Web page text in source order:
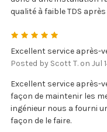
qualité à faible TDS
Excellent service après-
Posted by Scott T. on Jul
Excellent service après-
façon de maintenir les
ingénieur nous a fourni
façon de le faire.